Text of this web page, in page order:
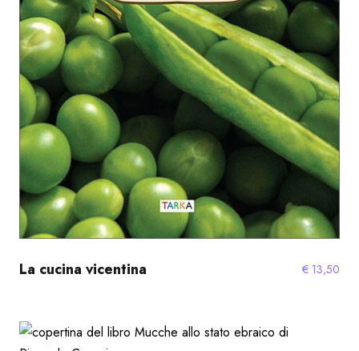
La cucina vicentina € 13,50